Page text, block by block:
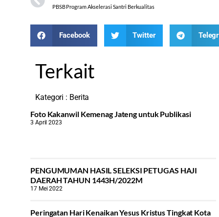
PBSB Program Akselerasi Santri Berkualitas
Facebook Twitter
Terkait
Kategori : Berita
Foto Kakanwil Kemenag Jateng untuk Publikasi
3 April 2023
PENGUMUMAN HASIL SELEKSI PETUGAS HAJI
DAERAH TAHUN 1443H/2022M
17 Mei 2022
Peringatan Hari Kenaikan Yesus Kristus Tingkat Kota